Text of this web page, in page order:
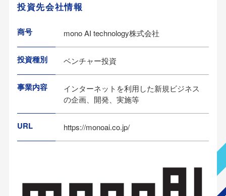
投資先会社情報
商号 mono AI technology株式会社
投資種別 ベンチャー投資
事業内容
インターネットを利用した新規ビジネス
の企画、開発、実施等
URL https://monoai.co.jp/